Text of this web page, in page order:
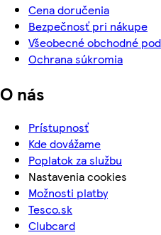
Cena doručenia
Bezpečnosť pri nákupe
Všeobecné obchodné
Ochrana súkromia
O nás
Prístupnosť
Kde dovážame
Poplatok za službu
Nastavenia cookies
Možnosti platby
Tesco.sk
Clubcard